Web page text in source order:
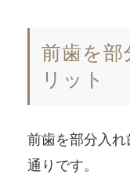
前歯を部
リット
前歯を部分入
通りです。